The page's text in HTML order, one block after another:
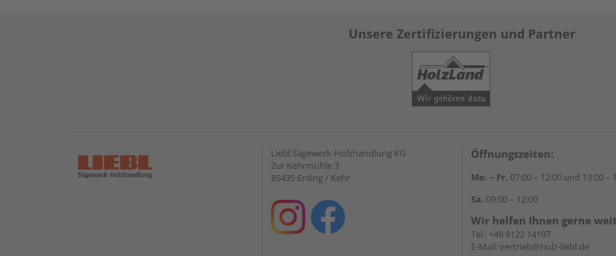
Unsere Zertifizierungen und Partner
Liebl Sägewerk-Holzhandlung KG
Zur Kehrmühle 3
85435 Erding / Kehr
Öffnungszeiten:
Mo. – Fr. 07:00 – 12:00 und 13:00 –
Sa. 09:00 – 12:00
Wir helfen Ihnen gerne
Tel.: +49 8122 14197
E-Mail: vertrieb@holz-liebl.de